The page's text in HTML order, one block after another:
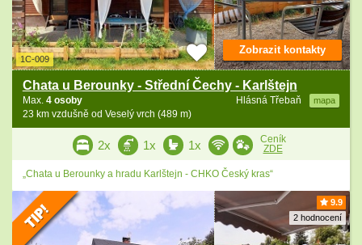
1C-009
Chata u Berounky - Střední Čechy - Karlštejn
Hlásná Třebaň mapa
Max. 4 osoby
23 km vzdušně od Veselý vrch (489 m)
Zobrazit kontakty
2x 1x 1x
Ceník
ZDE
„Chata u Berounky a hradu Karlštejn - CHKO Český kras“
9.9
2 hodnocení